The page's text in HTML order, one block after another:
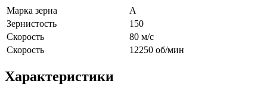
Марка зерна
А
Зернистость
150
Скорость
80 м/с
Скорость
12250 об/мин
Характеристики